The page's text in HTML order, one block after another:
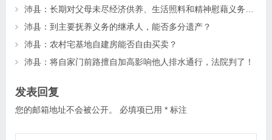
沛县：到主要抚养义务的继承人，能否多分遗产？
沛县：农村宅基地自建房能否自由买卖？
沛县：将自家门前路擅自加高影响他人排水通行，法院判了！
发表回复
您的邮箱地址不会被公开。 必填项已用 * 标注